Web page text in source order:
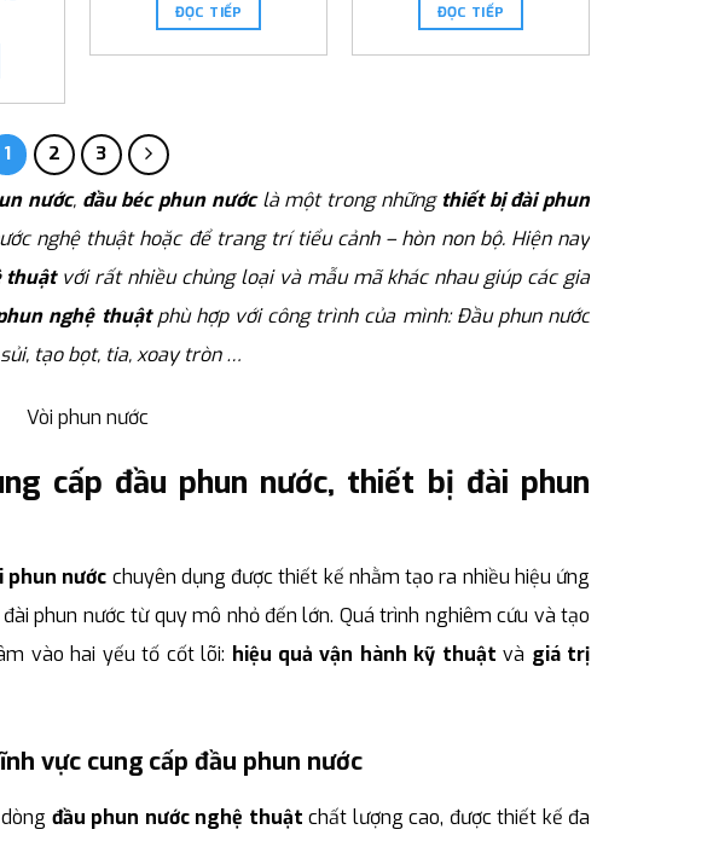
ĐỌC TIẾP ĐỌC TIẾP
1 2 3
nước, đầu béc phun nướclà một trong những thiết bị đài phun
nghệ thuật hoặc để trang trí tiểu cảnh – hòn non bộ. Hiện nay
thuậtvới rất nhiều chủng loại và mẫu mã khác nhau giúp các gia
nghệ thuậtphù hợp với công trình của mình: Đầu phun nước
tạo bọt, tia, xoay tròn …
cấp đầu phun nước, thiết bị đài phun
phun nước chuyên dụng được thiết kế nhằm tạo ra nhiều hiệu ứng
phun nước từ quy mô nhỏ đến lớn. Quá trình nghiêm cứu và tạo
vào hai yếu tố cốt lõi: hiệu quả vận hành kỹ thuật và giá trị
vực cung cấp đầu phun nước
đầu phun nước nghệ thuật chất lượng cao, được thiết kế đa